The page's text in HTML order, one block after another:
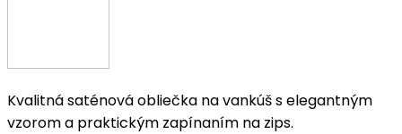
Kvalitná saténová obliečka na vankúš s elegantným
vzorom a praktickým zapínaním na zips.